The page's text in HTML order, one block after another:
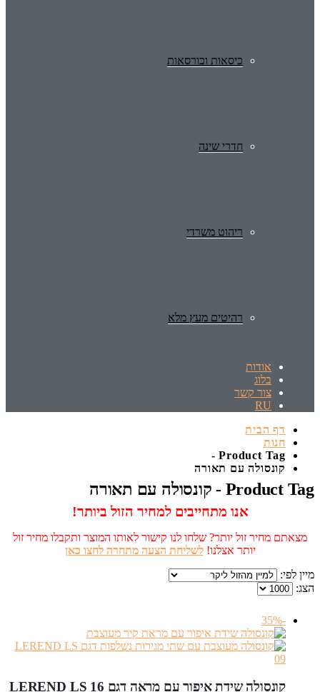
כיסאות וכורסאות
חדרי שינה
ריהוט משרדי
רהיטים מעץ מלא
אודות
בלוג
צור קשר
RU
דף הבית
חנות
Product Tag -
קונסולה עם תאורה
Product Tag - קונסולה עם תאורה
אנו מתחייבים למחיר הזול ביותר!
מצאתם מחיר זול יותר? שלחו לנו קישור לאותו המוצר ותקבלו מחיר זול
יותר אצלנו!לשליחת הצעה מתחרה לחצו כאן
מיין לפי:
הצג:
-35%
קונסולה שידת איפור עם מראה דגם LEREND LS 16